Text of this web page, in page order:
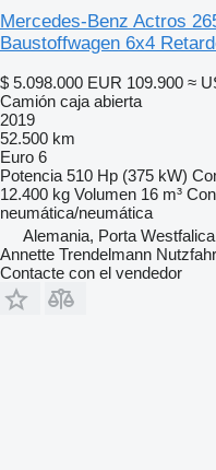
Mercedes-Benz Actros
Baustoffwagen 6x4
$ 5.098.000 EUR 109.900 ≈
Camión caja abierta
2019
52.500 km
Euro 6
Potencia 510 Hp (375 kW)
12.400 kg Volumen 16 m³
neumática/neumática
Alemania, Porta Westfalica
Annette Trendelmann
Contacte con el vendedor